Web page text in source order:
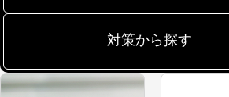
対策から探す